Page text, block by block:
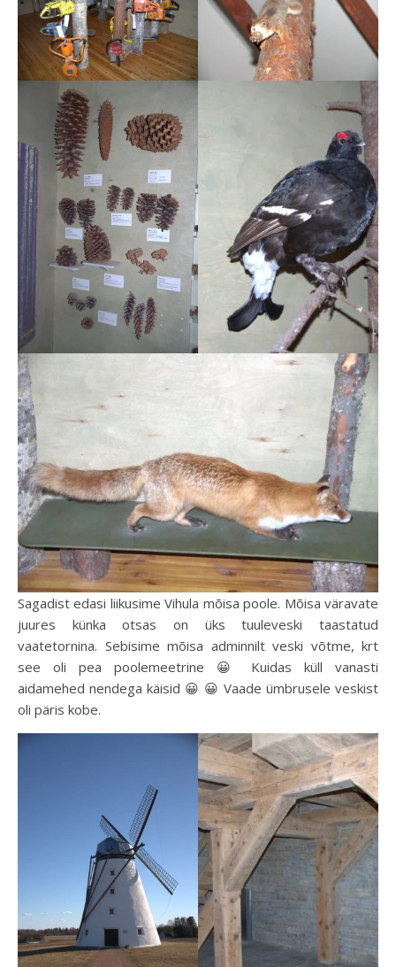
Sagadist edasi liikusime Vihula mõisa poole. Mõisa väravate
juures künka otsas on üks tuuleveski taastatud
vaatetornina. Sebisime mõisa adminnilt veski võtme, krt
see oli pea poolemeetrine 😀 Kuidas küll vanasti
aidamehed nendega käisid 😀 😀 Vaade ümbrusele veskist
oli päris kobe.